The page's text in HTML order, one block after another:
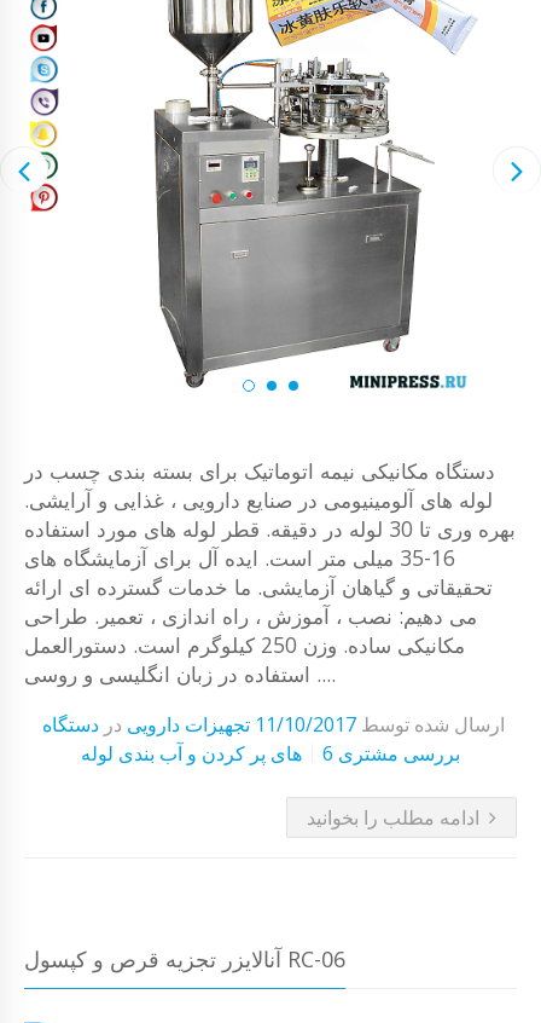
دستگاه مکانیکی نیمه اتوماتیک برای بسته بندی چسب در
لوله های آلومینیومی در صنایع دارویی ، غذایی و آرایشی.
بهره وری تا 30 لوله در دقیقه. قطر لوله های مورد استفاده
16-35 میلی متر است. ایده آل برای آزمایشگاه های
تحقیقاتی و گیاهان آزمایشی. ما خدمات گسترده ای ارائه
می دهیم: نصب ، آموزش ، راه اندازی ، تعمیر. طراحی
مکانیکی ساده. وزن 250 کیلوگرم است. دستورالعمل
استفاده در زبان انگلیسی و روسی ....
ارسال شده توسط11/10/2017 تجهیزات دارویی دردستگاه
های پر کردن و آب بندی لوله
6 بررسی مشتری
ادامه مطلب را بخوانید
آنالایزر تجزیه قرص و کپسول RC-06